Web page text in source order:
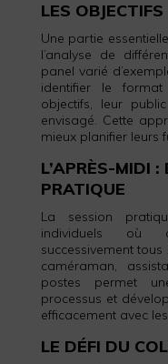
LES OBJECTIFS
Une partie
l’analyse de
panel varié
identifier le
objectifs, leur
envisagé. Cette
mieux planifier leurs
L’APRÈS-MIDI
PRATIQUE
La session
individuels où
successivement
caméraman,
postes permet
processus et
efficacement avec
LE DÉFI DU